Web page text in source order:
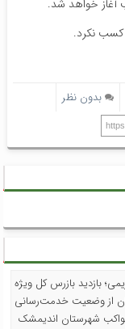
نکرد.
بدون نظر
بازدید بازرس کل ویژه
از وضعیت خدمت‌رسانی
شهرستان اندیمشک